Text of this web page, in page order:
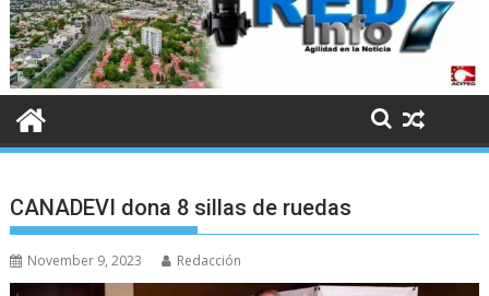
CANADEVI dona 8 sillas de ruedas
November 9, 2023 Redacción